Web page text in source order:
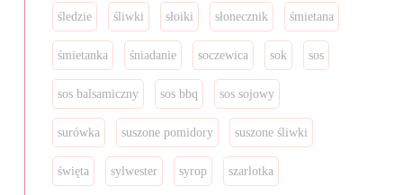
śledzie śliwki słoiki słonecznik śmietana
śmietanka śniadanie soczewica sok sos
sos balsamiczny sos bbq sos sojowy
surówka suszone pomidory suszone śliwki
święta sylwester syrop szarlotka